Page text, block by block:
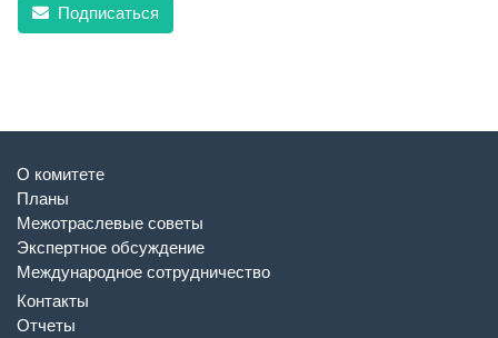
Подписаться
О комитете
Планы
Межотраслевые советы
Экспертное обсуждение
Международное сотрудничество
Контакты
Отчеты